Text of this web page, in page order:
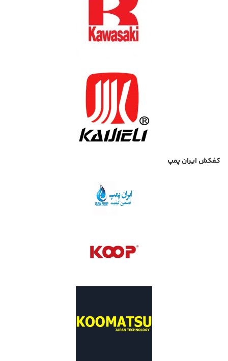
کفکش ایران پمپ